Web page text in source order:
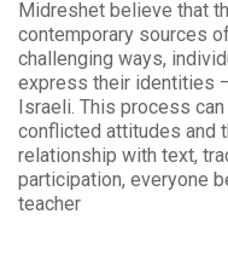
Midreshet believe that
contemporary sources
challenging ways,
express their identities
Israeli. This process
conflicted attitudes and
relationship with text,
participation, everyone
teacher